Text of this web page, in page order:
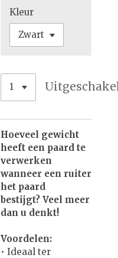
Kleur
Hoeveel gewicht
heeft een paard te
verwerken
wanneer een ruiter
het paard
bestijgt? Veel meer
dan u denkt!
Voordelen:
• Ideaal ter